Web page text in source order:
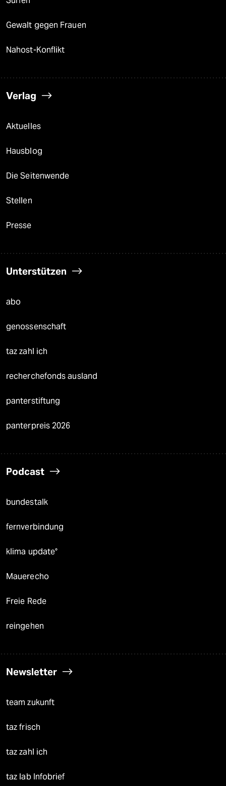
Gewalt gegen Frauen
Nahost-Konflikt
Verlag
Aktuelles
Hausblog
Die Seitenwende
Stellen
Presse
Unterstützen
abo
genossenschaft
taz zahl ich
recherchefonds ausland
panterstiftung
panterpreis 2026
Podcast
bundestalk
fernverbindung
klima update°
Mauerecho
Freie Rede
reingehen
Newsletter
team zukunft
taz frisch
taz zahl ich
taz lab Infobrief